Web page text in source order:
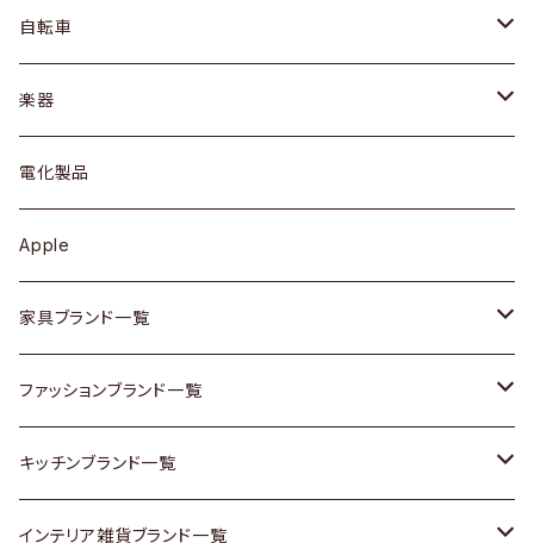
ドレッサー
シェルフ
キュリオケース / 飾り棚
カップボード / 食器棚
チェスト
その他家具
Vintageヴィンテージ / Antiqueアンティーク
Designers / デザイナーズ
アウター
トップス
ワンピース
ボトムス
靴
スカーフ
腕時計
Vintage / ヴィンテージ
プレート / ボウル
カトラリー
ケトル / ティーポット
鍋 / フライパン
Vintage / ヴィンテージ
銀製品
和物 / 作家物
その他キッチン雑貨
自転車
dahon
楽器
ギター
ベース
その他楽器
電化製品
Apple
家具ブランド一覧
ACME Furniture / アクメ ファニチャー
ACTUS / アクタス
arflex / アルフレックス
ファッションブランド一覧
agnes b / アニエス ベー
BALLY / バリー
キッチンブランド一覧
ARABIA / アラビア
インテリア雑貨ブランド一覧